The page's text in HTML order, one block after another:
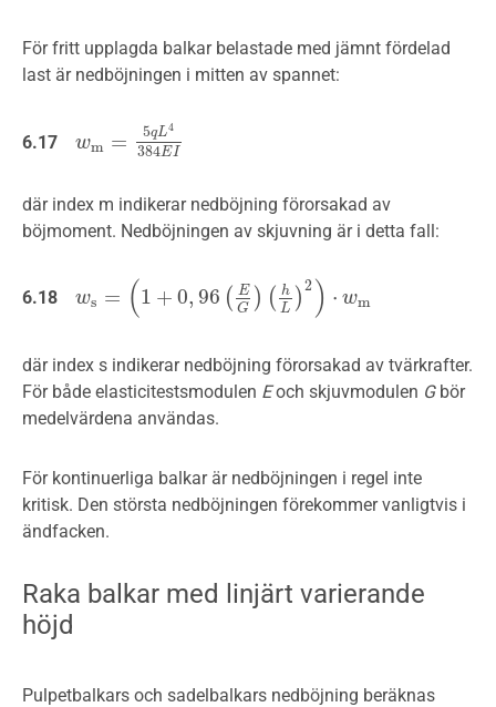
För fritt upplagda balkar belastade med jämnt fördelad
last är nedböjningen i mitten av spannet:
6.17 wm = 5qL4
384EI
wm =5q L4384
där index m indikerar nedböjning förorsakad av
böjmoment. Nedböjningen av skjuvning är i detta fall:
6.18 ws = (1 + 0, 96 ( E
G ) ( h
L )2 ) ⋅ wm
ws =(1 +0,96( EG )(hL ) 2)⋅ w m
där index s indikerar nedböjning förorsakad av tvärkrafter.
För både elasticitestsmodulen Eoch skjuvmodulen Gbör
medelvärdena användas.
För kontinuerliga balkar är nedböjningen i regel inte
kritisk. Den största nedböjningen förekommer vanligtvis i
ändfacken.
Raka balkar med linjärt varierande
höjd
Pulpetbalkars och sadelbalkars nedböjning beräknas